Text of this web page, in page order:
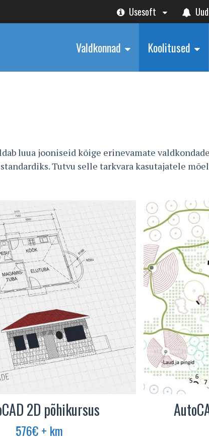
Usesoft
Valdkonnad Koolitused
luua jooniseid kõige erinevamate
Tutvu selle tarkvara kasutajatele
2D põhikursus
576€ + km